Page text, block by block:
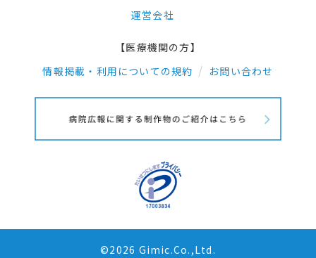
運営会社
【医療機関の方】
情報掲載・利用についての規約
お問い合わせ
©2026 Gimic.Co.,Ltd.